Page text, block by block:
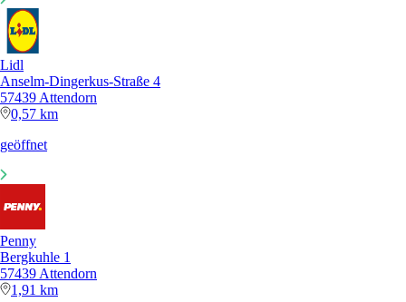
Lidl
Anselm-Dingerkus-Straße 4
57439 Attendorn
0,57 km
geöffnet
Penny
Bergkuhle 1
57439 Attendorn
1,91 km